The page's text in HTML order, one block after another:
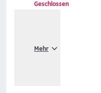
Geschlossen
Mehr